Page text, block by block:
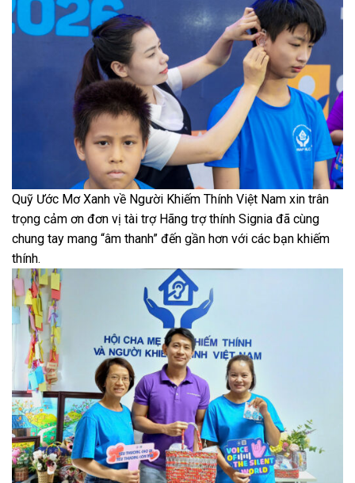
Quỹ Ước Mơ Xanh về Người Khiếm Thính Việt Nam xin trân
trọng cảm ơn đơn vị tài trợ Hãng trợ thính Signia đã cùng
chung tay mang “âm thanh” đến gần hơn với các bạn khiếm
thính.